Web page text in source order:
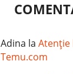
Adina la Atenție
Temu.com